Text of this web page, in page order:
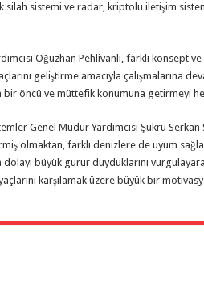
sistemi ve radar, kriptolu iletişim
Oğuzhan Pehlivanlı, farklı konsept
geliştirme amacıyla çalışmalarına
bir öncü ve müttefik konumuna getirmeyi
Genel Müdür Yardımcısı Şükrü Serkan
olmaktan, farklı denizlere de uyum
büyük gurur duyduklarını
karşılamak üzere büyük bir